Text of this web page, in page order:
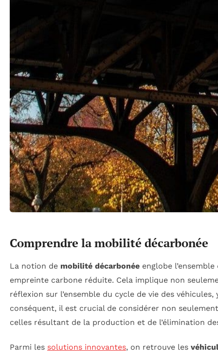
Comprendre la mobilité décarbonée
La notion de mobilité décarbonée englobe
empreinte carbone réduite. Cela implique non
réflexion sur l’ensemble du cycle de vie des
conséquent, il est crucial de considérer non
celles résultant de la production et de l’élimination
Parmi les solutions innovantes, on retrouve les